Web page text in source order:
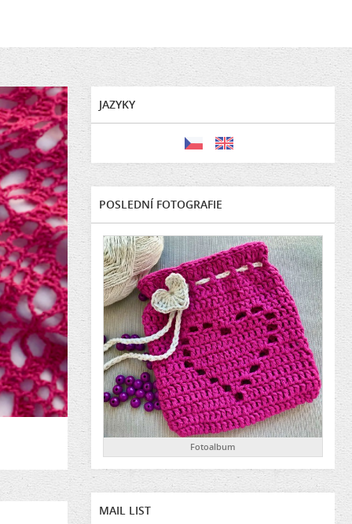
JAZYKY
POSLEDNÍ FOTOGRAFIE
Fotoalbum
MAIL LIST